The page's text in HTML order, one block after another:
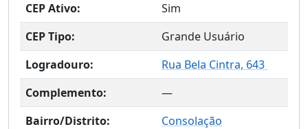
CEP Ativo:
Sim
CEP Tipo:
Grande Usuário
Logradouro:
Rua Bela Cintra, 643
Complemento:
—
Bairro/Distrito:
Consolação